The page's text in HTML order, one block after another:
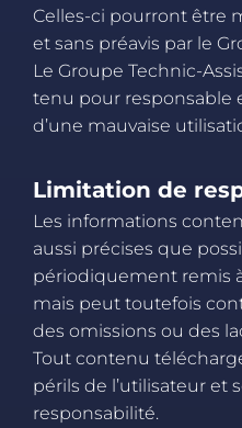
Celles-ci pourront être
et sans préavis par le
Le Groupe Technic-
tenu pour responsable
d’une mauvaise
Limitation de
Les informations
aussi précises que
périodiquement remis
mais peut toutefois
des omissions ou des
Tout contenu
périls de l’utilisateur et
responsabilité.